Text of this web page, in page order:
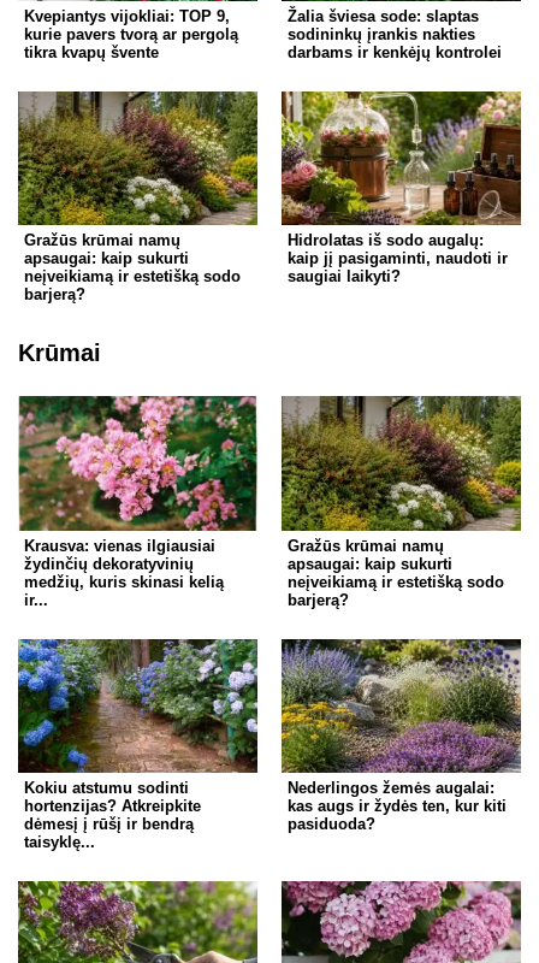
Kvepiantys vijokliai: TOP 9,
kurie pavers tvorą ar pergolą
tikra kvapų švente
Žalia šviesa sode: slaptas
sodininkų įrankis nakties
darbams ir kenkėjų kontrolei
Gražūs krūmai namų
apsaugai: kaip sukurti
neįveikiamą ir estetišką sodo
barjerą?
Hidrolatas iš sodo augalų:
kaip jį pasigaminti, naudoti ir
saugiai laikyti?
Krūmai
Krausva: vienas ilgiausiai
žydinčių dekoratyvinių
medžių, kuris skinasi kelią
ir...
Gražūs krūmai namų
apsaugai: kaip sukurti
neįveikiamą ir estetišką sodo
barjerą?
Kokiu atstumu sodinti
hortenzijas? Atkreipkite
dėmesį į rūšį ir bendrą
taisyklę...
Nederlingos žemės augalai:
kas augs ir žydės ten, kur kiti
pasiduoda?